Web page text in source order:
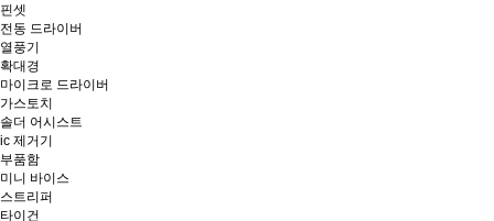
핀셋
전동 드라이버
열풍기
확대경
마이크로 드라이버
가스토치
솔더 어시스트
ic 제거기
부품함
미니 바이스
스트리퍼
타이건